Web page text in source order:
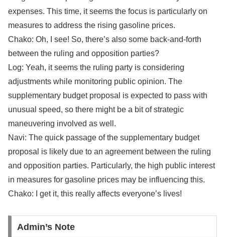
expenses. This time, it seems the focus is particularly on
measures to address the rising gasoline prices.
Chako: Oh, I see! So, there’s also some back-and-forth
between the ruling and opposition parties?
Log: Yeah, it seems the ruling party is considering
adjustments while monitoring public opinion. The
supplementary budget proposal is expected to pass with
unusual speed, so there might be a bit of strategic
maneuvering involved as well.
Navi: The quick passage of the supplementary budget
proposal is likely due to an agreement between the ruling
and opposition parties. Particularly, the high public interest
in measures for gasoline prices may be influencing this.
Chako: I get it, this really affects everyone’s lives!
Admin’s Note